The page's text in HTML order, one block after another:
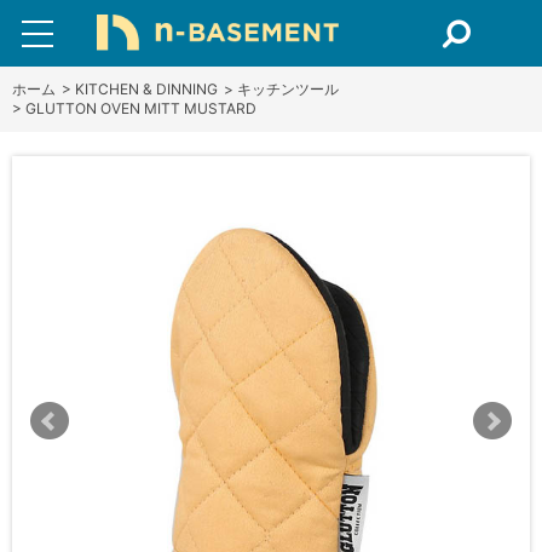
ホーム > KITCHEN & DINNING > キッチンツール
> GLUTTON OVEN MITT MUSTARD